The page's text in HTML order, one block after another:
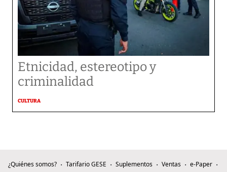
Etnicidad, estereotipo y
criminalidad
CULTURA
¿Quiénes somos? Tarifario GESE Suplementos Ventas
e-Paper